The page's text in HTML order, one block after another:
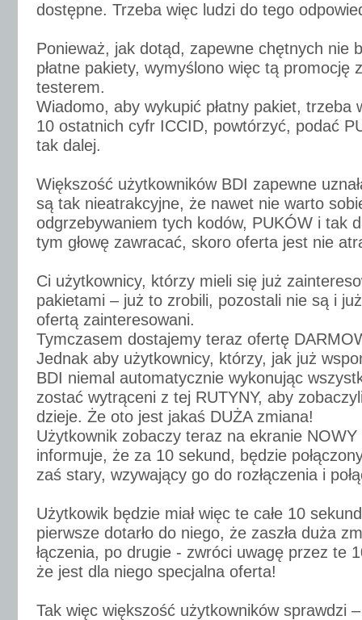
dostępne. Trzeba więc ludzi do tego
Ponieważ, jak dotąd, zapewne chętnych nie
płatne pakiety, wymyślono więc tą promocję
testerem.
Wiadomo, aby wykupić płatny pakiet, trzeba
10 ostatnich cyfr ICCID, powtórzyć, podać
tak dalej.
Większość użytkowników BDI zapewne
są tak nieatrakcyjne, że nawet nie warto
odgrzebywaniem tych kodów, PUKÓW i tak
tym głowę zawracać, skoro oferta jest nie
Ci użytkownicy, którzy mieli się już
pakietami – już to zrobili, pozostali nie są i
ofertą zainteresowani.
Tymczasem dostajemy teraz ofertę
Jednak aby użytkownicy, którzy, jak już
BDI niemal automatycznie wykonując
zostać wytrąceni z tej RUTYNY, aby
dzieje. Że oto jest jakaś DUŻA zmiana!
Użytkownik zobaczy teraz na ekranie
informuje, że za 10 sekund, będzie
zaś stary, wzywający go do rozłączenia i
Użytkowik będzie miał więc te całe 10
pierwsze dotarło do niego, że zaszła duża
łączenia, po drugie - zwróci uwagę przez te
że jest dla niego specjalna oferta!
Tak więc większość użytkowników sprawdzi